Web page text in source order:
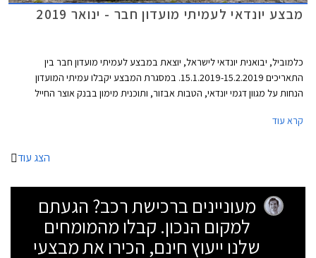
מבצע יונדאי לעמיתי מועדון חבר - ינואר 2019
כלמוביל, יבואנית יונדאי לישראל, יוצאת במבצע לעמיתי מועדון חבר בין
התאריכים 15.1.2019-15.2.2019. במסגרת המבצע יקבלו עמיתי המועדון
הנחות על מגוון דגמי יונדאי, הטבות אבזור, ותוכנית מימון בבנק אוצר החייל
תכנית המימון חבר ליס. המבצע ייערך בכל אולמות התצוגה של יונדאי ברחבי
קרא עוד
הצג עוד
מעוניינים ברכישת רכב? הגעתם
למקום הנכון. קבלו מהמומחים
שלנו ייעוץ חינם, הכירו את מבצעי